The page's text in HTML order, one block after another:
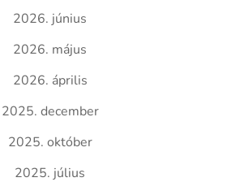
2026. június
2026. május
2026. április
2025. december
2025. október
2025. július